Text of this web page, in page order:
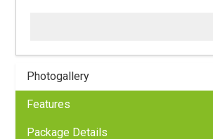
Photogallery
Features
Package Details